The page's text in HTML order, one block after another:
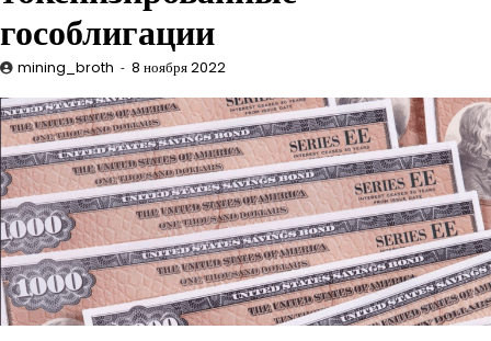
гособлигации
mining_broth 8 ноября 2022